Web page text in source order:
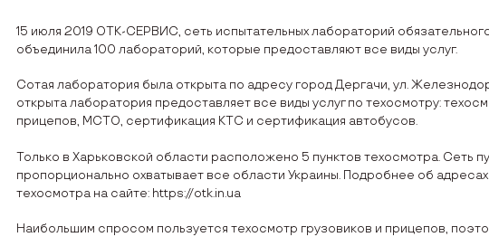
15 июля 2019 ОТК-СЕРВИС, сеть испытательных лабораторий
объединила 100 лабораторий, которые предоставляют все виды услуг.
Сотая лаборатория была открыта по адресу город Дергачи, ул.
открыта лаборатория предоставляет все виды услуг по техосмотру:
прицепов, МСТО, сертификация КТС и сертификация автобусов.
Только в Харьковской области расположено 5 пунктов техосмотра. Сеть
пропорционально охватывает все области Украины. Подробнее об
техосмотра на сайте: https://otk.in.ua
Наибольшим спросом пользуется техосмотр грузовиков и прицепов,